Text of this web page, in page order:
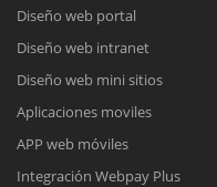
Diseño web portal
Diseño web intranet
Diseño web mini sitios
Aplicaciones moviles
APP web móviles
Integración Webpay Plus